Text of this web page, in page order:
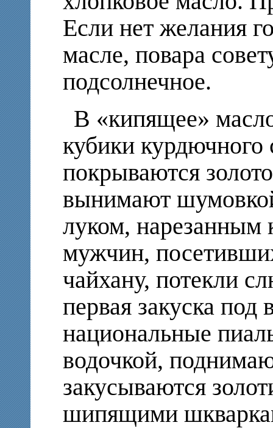
Если нет желания
масле, повара
подсолнечное.
В «кипящее»
кубики курдючного
покрываются
вынимают
луком, нарезанным
мужчин,
чайхану, потекли
первая закуска
национальные
водочкой,
закусываются
шипящими